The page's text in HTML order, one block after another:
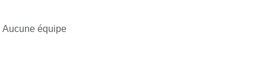
Aucune équipe